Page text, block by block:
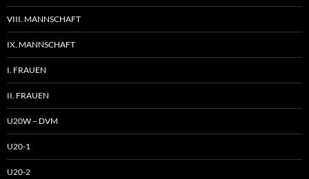
VIII. MANNSCHAFT
IX. MANNSCHAFT
I. FRAUEN
II. FRAUEN
U20W – DVM
U20-1
U20-2